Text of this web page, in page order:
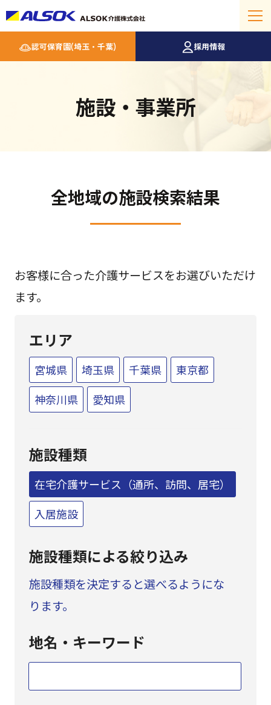
認可保育園(埼玉・千葉) 採用情報
施設・事業所
全地域の施設検索結果
お客様に合った介護サービスをお選びいただけ
ます。
エリア
宮城県 埼玉県 千葉県
東京都
神奈川県
愛知県
施設種類
在宅介護サービス（通所、訪問、居宅）
入居施設
施設種類による絞り込み
施設種類を決定すると選べるようにな
ります。
地名・ キーワード